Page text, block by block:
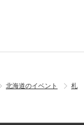
北海道のイベント
札